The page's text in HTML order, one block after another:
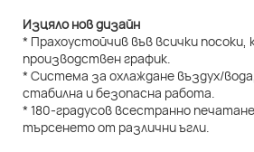
Изцяло нов дизайн
* Прахоустойчив във всички посоки,
производствен график.
* Система за охлаждане въздух/
стабилна и безопасна работа.
* 180-градусов всестранно
търсенето от различни ъгли.